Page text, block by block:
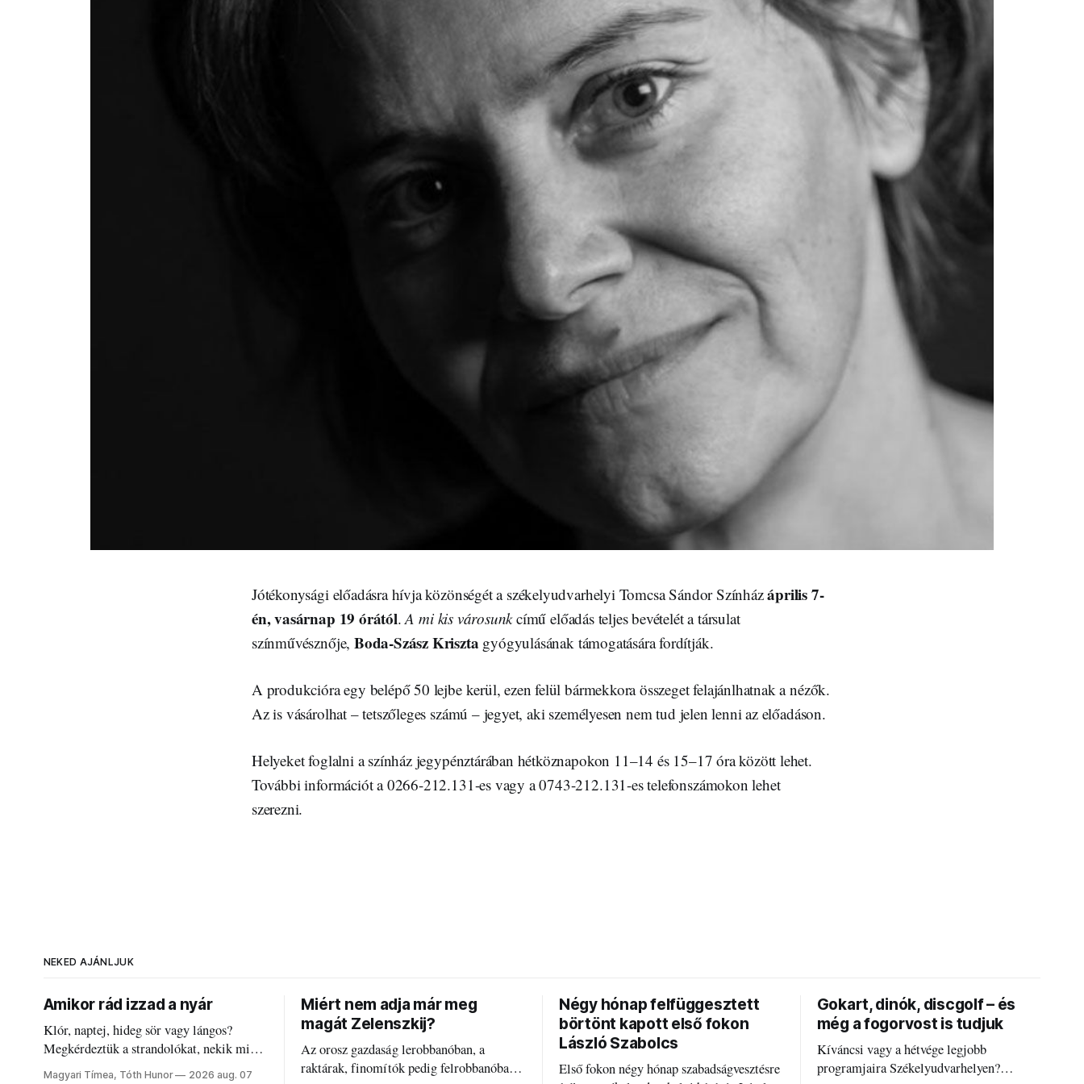
Jótékonysági előadásra hívja közönségét a székelyudvarhelyi Tomcsa Sándor Színházáprilis 7-
én, vasárnap 19 órától.A mi kis városunkcímű előadás teljes bevételét a társulat
színművésznője, Boda-Szász Kriszta gyógyulásának támogatására fordítják.
A produkcióra egy belépő 50 lejbe kerül, ezen felül bármekkora összeget felajánlhatnak a nézők.
Az is vásárolhat – tetszőleges számú – jegyet, aki személyesen nem tud jelen lenni az előadáson.
Helyeket foglalni a színház jegypénztárában hétköznapokon 11–14 és 15–17 óra között lehet.
További információt a 0266-212.131-es vagy a 0743-212.131-es telefonszámokon lehet
szerezni.
NEKED AJÁNLJUK
Amikor rád izzad a nyár
Klór, naptej, hideg sör vagy lángos?
Megkérdeztük a strandolókat, nekik mi
jelenti a nyarat, és hogyan bírják a
Magyari Tímea, Tóth Hunor 2026 aug. 07
Miért nem adja már meg
magát Zelenszkij?
Az orosz gazdaság lerobbanóban, a
raktárak, finomítók pedig felrobbanóban.
Négy hónap felfüggesztett
börtönt kapott első fokon
László Szabolcs
Első fokon négy hónap szabadságvesztésre
Gokart, dinók, discgolf – és
még a fogorvost is tudjuk
Kíváncsi vagy a hétvége legjobb
programjaira Székelyudvarhelyen?